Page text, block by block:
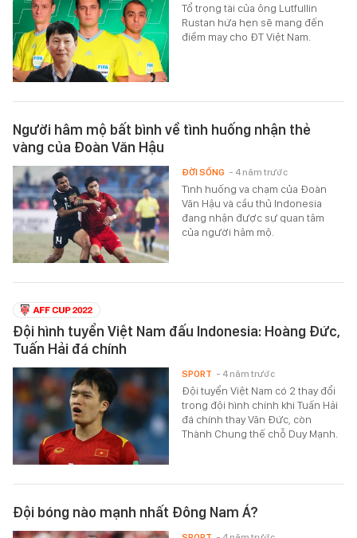
Tổ trọng tài của ông Lutfullin
Rustan hứa hẹn sẽ mang đến
điềm may cho ĐT Việt Nam.
Người hâm mộ bất bình về tình huống nhận thẻ
vàng của Đoàn Văn Hậu
Tình huống va chạm của Đoàn
Văn Hậu và cầu thủ Indonesia
đang nhận được sự quan tâm
của người hâm mộ.
ĐỜI SỐNG - 4 năm trước
Đội hình tuyển Việt Nam đấu Indonesia: Hoàng Đức,
Tuấn Hải đá chính
Đội tuyển Việt Nam có 2 thay đổi
trong đội hình chính khi Tuấn Hải
đá chính thay Văn Đức, còn
Thành Chung thế chỗ Duy Mạnh.
SPORT - 4 năm trước
Đội bóng nào mạnh nhất Đông Nam Á?